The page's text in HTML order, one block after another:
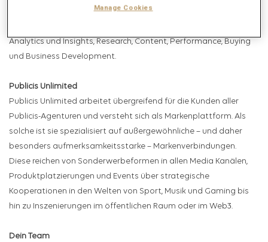
unterstützen bei Publicis Media zentrale Spezialisten Teams die
Analytics und Insights, Research, Content, Performance, Buying
und Business Development.
Publicis Unlimited
Publicis Unlimited arbeitet übergreifend für die Kunden aller
Publicis-Agenturen und versteht sich als Markenplattform. Als
solche ist sie spezialisiert auf außergewöhnliche – und daher
besonders aufmerksamkeitsstarke – Markenverbindungen.
Diese reichen von Sonderwerbeformen in allen Media Kanälen,
Produktplatzierungen und Events über strategische
Kooperationen in den Welten von Sport, Musik und Gaming bis
hin zu Inszenierungen im öffentlichen Raum oder im Web3.
Dein Team
Manage Cookies